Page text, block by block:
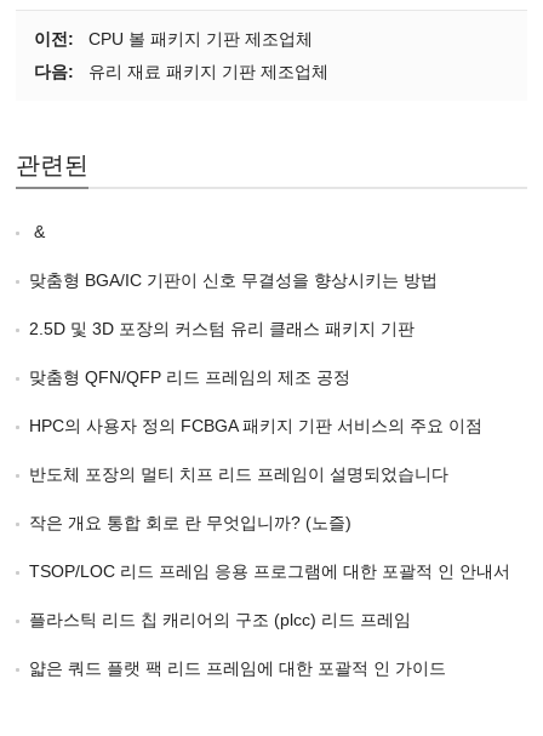
이전:
CPU 볼 패키지 기판 제조업체
다음:
유리 재료 패키지 기판 제조업체
관련된
&
맞춤형 BGA/IC 기판이 신호 무결성을 향상시키는 방법
2.5D 및 3D 포장의 커스텀 유리 클래스 패키지 기판
맞춤형 QFN/QFP 리드 프레임의 제조 공정
HPC의 사용자 정의 FCBGA 패키지 기판 서비스의 주요 이점
반도체 포장의 멀티 치프 리드 프레임이 설명되었습니다
작은 개요 통합 회로 란 무엇입니까? (노즐)
TSOP/LOC 리드 프레임 응용 프로그램에 대한 포괄적 인 안내서
플라스틱 리드 칩 캐리어의 구조 (plcc) 리드 프레임
얇은 쿼드 플랫 팩 리드 프레임에 대한 포괄적 인 가이드